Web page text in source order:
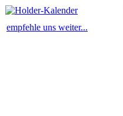
empfehle uns weiter...